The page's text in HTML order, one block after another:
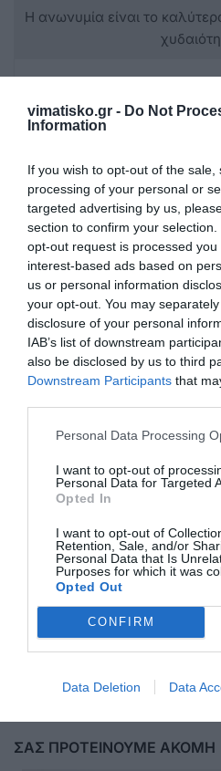
vimatisko.gr - Do Not
Information
If you wish to opt-out of the
processing of your personal or
targeted advertising by us,
section to confirm your
opt-out request is processed
interest-based ads based on
us or personal information
your opt-out. You may
disclosure of your personal
IAB’s list of downstream
also be disclosed by us to third
Downstream Participants that
Personal Data Processing
I want to opt-out of
Personal Data for Targeted
Opted In
I want to opt-out of
Retention, Sale, and/or
Personal Data that Is
Purposes for which it was
Opted Out
CONFIRM
Data Deletion Data
Η ανωνυμία είναι το
Πρόσθεσε ένα
ΟΝΟΜΑ
ΤΙΤΛΟΣ
ΣΧΟΛΙΟ
Αποστολή
ΣΑΣ ΠΡΟΤΕΙΝΟΥΜΕ ΑΚΟΜΗ